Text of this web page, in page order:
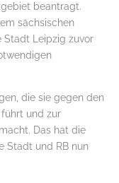
beantragt.
sächsischen
Stadt Leipzig zuvor
die sie gegen den
und zur
Das hat die
Stadt und RB nun